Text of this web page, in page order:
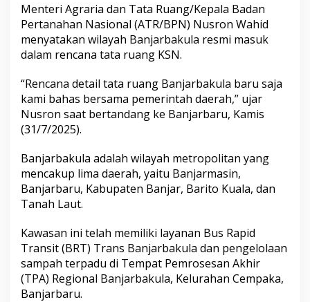
s
i
o
n
a
Menteri Agraria dan Tata Ruang/Kepala Badan
Pertanahan Nasional (ATR/BPN) Nusron Wahid
menyatakan wilayah Banjarbakula resmi masuk
dalam rencana tata ruang KSN.
“Rencana detail tata ruang Banjarbakula baru saja
kami bahas bersama pemerintah daerah,” ujar
Nusron saat bertandang ke Banjarbaru, Kamis
(31/7/2025).
Banjarbakula adalah wilayah metropolitan yang
mencakup lima daerah, yaitu Banjarmasin,
Banjarbaru, Kabupaten Banjar, Barito Kuala, dan
Tanah Laut.
Kawasan ini telah memiliki layanan Bus Rapid
Transit (BRT) Trans Banjarbakula dan pengelolaan
sampah terpadu di Tempat Pemrosesan Akhir
(TPA) Regional Banjarbakula, Kelurahan Cempaka,
Banjarbaru.